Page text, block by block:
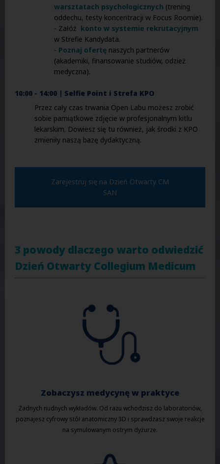
warsztatach psychologicznych (trening
oddechu, testy koncentracji w Focus Roomie).
- Załóż konto w systemie rekrutacyjnym
w Strefie Kandydata.
- Poznaj ofertę naszych partnerów
(akademiki, finansowanie studiów, odzież
medyczna).
10:00 - 14:00 | Selfie Point i Strefa KPO
Przez cały czas trwania Open Labu możesz zrobić
sobie pamiątkowe zdjęcie w profesjonalnym kitlu
lekarskim. Dowiesz się tu również, jak środki z KPO
zmieniły naszą bazę dydaktyczną.
Zarejestruj się na Dzień Otwarty CM
SAN
3 powody dlaczego warto odwiedzić
Dzień Otwarty Collegium Medicum
Zobaczysz medycynę w praktyce
Żadnych nudnych wykładów. Od razu wchodzisz do laboratoriów,
poznajesz cyfrowy stół anatomiczny 3D i sprawdzasz swoje reakcje
na symulowanym ostrym dyżurze.